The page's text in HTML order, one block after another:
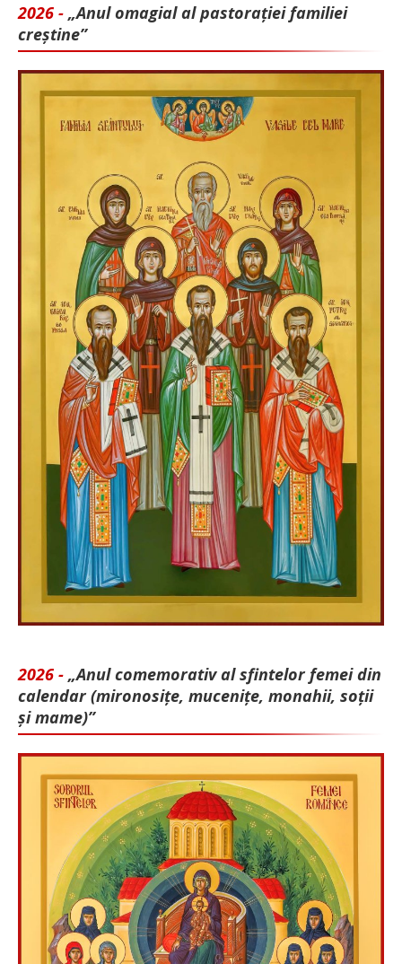
2026 - „Anul omagial al pastorației familiei
creștine”
2026 - „Anul comemorativ al sfintelor femei din
calendar (mironosițe, mu­cenițe, monahii, soții
și mame)”